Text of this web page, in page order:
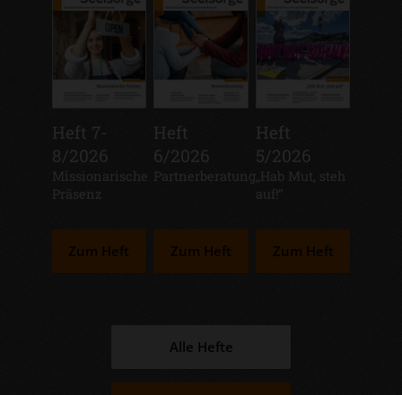
Heft 7-
8/2026
:
Missionarische
Präsenz
Zum Heft
Heft
6/2026
:
Partnerberatung
Zum Heft
Heft
5/2026
:
„Hab Mut, steh
auf!“
Zum Heft
Alle Hefte